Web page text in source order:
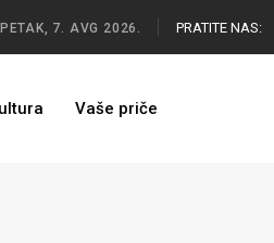
PETAK, 7. AVG 2026. PRATITE NAS:
Vaše priče